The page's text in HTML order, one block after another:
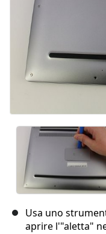
Usa uno
aprire l'"aletta"